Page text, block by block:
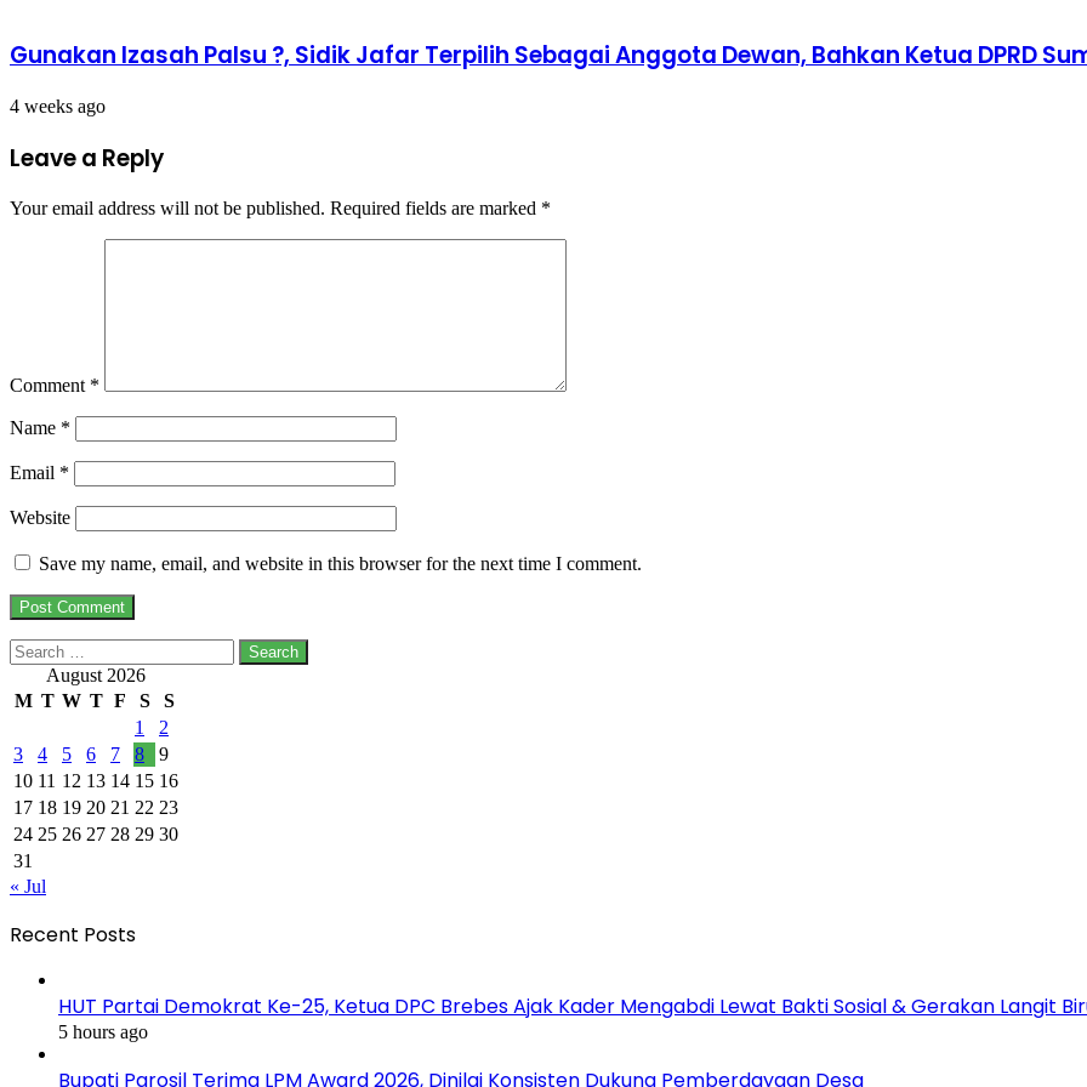
Gunakan Izasah Palsu ?, Sidik Jafar Terpilih Sebagai Anggota Dewan, Bahkan Ketua DPRD
4 weeks ago
Leave a Reply
Your email address will not be published. Required fields are marked *
Comment *
Name *
Email *
Website
Save my name, email, and website in this browser for the next time I comment.
Search
for: August 2026
M T W T F S
S
1
2
3
4 5 6 7 8
9
10 11 12 13 14 15 16
17 18 19 20 21 22 23
24 25 26 27 28 29 30
31
« Jul
Recent Posts
HUT Partai Demokrat Ke-25, Ketua DPC Brebes Ajak Kader Mengabdi Lewat Bakti Sosial & Gerakan Langit
5 hours ago
Bupati Parosil Terima LPM Award 2026, Dinilai Konsisten Dukung Pemberdayaan Desa